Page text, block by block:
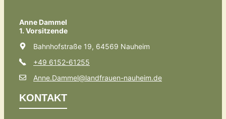
Anne Dammel
1. Vorsitzende
Bahnhofstraße 19, 64569 Nauheim
+49 6152-61255
Anne.Dammel@landfrauen-nauheim.de
KONTAKT